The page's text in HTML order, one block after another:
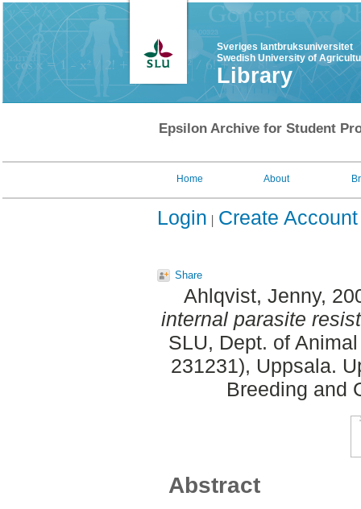
Sveriges lantbruksuniversitet
Swedish University of
Library
Epsilon Archive for Student
Home About
Login Create Account
Share
Ahlqvist, Jenny,
internal parasite
SLU, Dept. of
231231), Uppsala.
Breeding and
Abstract